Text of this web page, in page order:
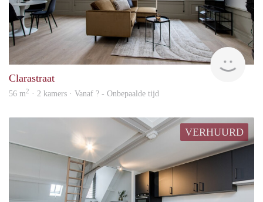
Next
Clarastraat
56 m2 · 2 kamers · Vanaf ? - Onbepaalde tijd
VERHUURD